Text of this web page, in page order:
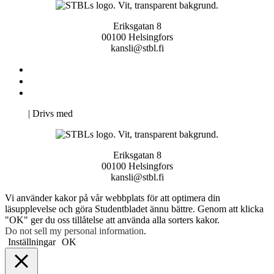
Eriksgatan 8
00100 Helsingfors
kansli@stbl.fi
| Drivs med
Eriksgatan 8
00100 Helsingfors
kansli@stbl.fi
Vi använder kakor på vår webbplats för att optimera din
läsupplevelse och göra Studentbladet ännu bättre. Genom att klicka
"OK" ger du oss tillåtelse att använda alla sorters kakor.
Do not sell my personal information.
Inställningar OK